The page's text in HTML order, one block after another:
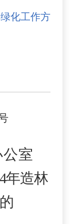
化工作方
室
年造林